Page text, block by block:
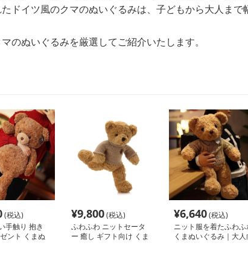
ドイツ風のクマのぬいぐるみは、子どもから大人まで
のぬいぐるみを厳選してご紹介いたします。
(税込)
手触り 抱き
ント くまぬ
¥9,800(税込)
ふわふわ ニットセータ
ー 癒し ギフト向け くま
¥6,640(税込)
ニット服を着たふわふ
くまぬいぐるみ｜大人